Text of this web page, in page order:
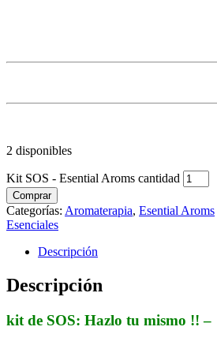
2 disponibles
Kit SOS - Esential Aroms cantidad
Comprar
Categorías: Aromaterapia, Esential Aroms
Esenciales
Descripción
Descripción
kit de SOS: Hazlo tu mismo !! –